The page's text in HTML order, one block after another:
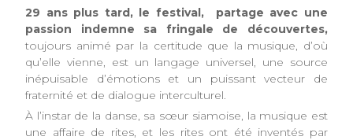
29 ans plus tard, le festival, partage avec une
passion indemne sa fringale de découvertes,
toujours animé par la certitude que la musique, d’où
qu’elle vienne, est un langage universel, une source
inépuisable d’émotions et un puissant vecteur de
fraternité et de dialogue interculturel.
À l’instar de la danse, sa sœur siamoise, la musique est
une affaire de rites, et les rites ont été inventés par